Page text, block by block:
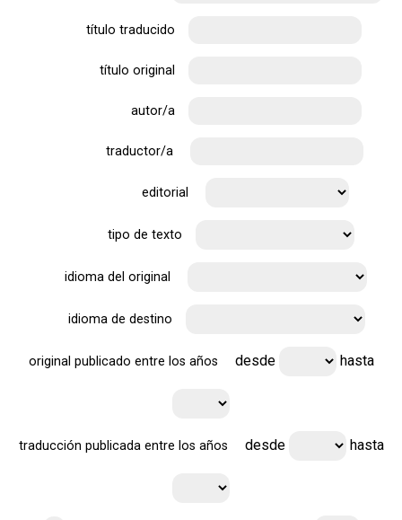
título traducido
título original
autor/a
traductor/a
editorial
tipo de texto
idioma del original
idioma de destino
original publicado entre los años desde hasta
traducción publicada entre los años desde hasta